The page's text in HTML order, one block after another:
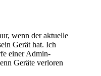
wenn der aktuelle
Gerät hat. Ich
einer Admin-
Geräte verloren